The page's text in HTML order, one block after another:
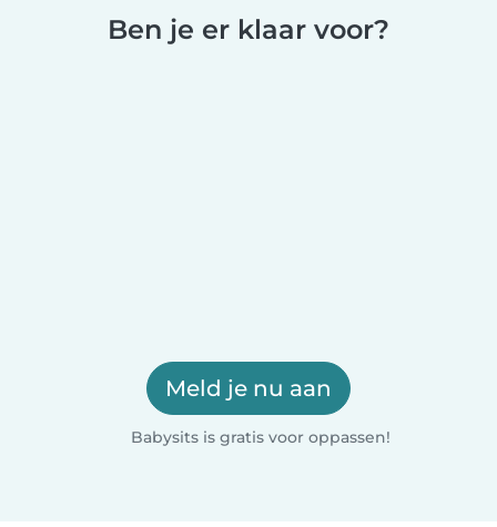
Ben je er klaar voor?
Meld je nu aan
Babysits is gratis voor oppassen!